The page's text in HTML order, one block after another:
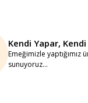
Kendi Yapar,
Emeğimizle yaptığımız
sunuyoruz...